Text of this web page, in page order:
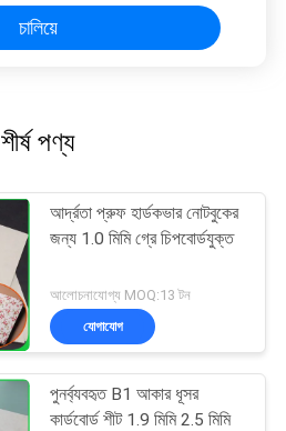
চালিয়ে
শীর্ষ পণ্য
আর্দ্রতা প্রুফ হার্ডকভার নোটবুকের
জন্য 1.0 মিমি গ্রে চিপবোর্ডযুক্ত
আলোচনাযোগ্য MOQ:13 টন
যোগাযোগ
পুনর্ব্যবহৃত B1 আকার ধূসর
কার্ডবোর্ড শীট 1.9 মিমি 2.5 মিমি